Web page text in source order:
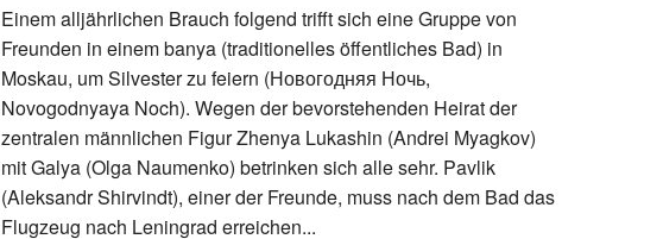
Einem alljährlichen Brauch folgend trifft sich eine Gruppe von
Freunden in einem banya (traditionelles öffentliches Bad) in
Moskau, um Silvester zu feiern (Новогодняя Ночь,
Novogodnyaya Noch). Wegen der bevorstehenden Heirat der
zentralen männlichen Figur Zhenya Lukashin (Andrei Myagkov)
mit Galya (Olga Naumenko) betrinken sich alle sehr. Pavlik
(Aleksandr Shirvindt), einer der Freunde, muss nach dem Bad das
Flugzeug nach Leningrad erreichen...